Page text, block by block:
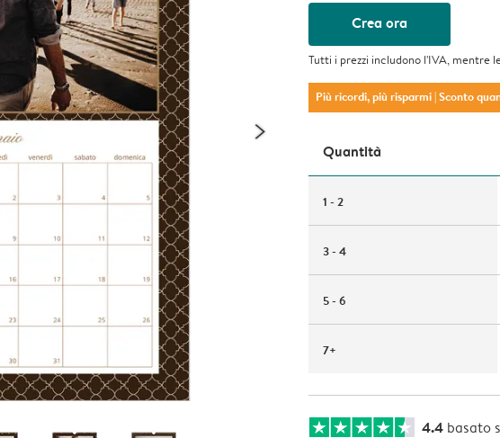
Crea ora
Tutti i prezzi includono l'IVA, mentre
Più ricordi, più risparmi| Sconto
Quantità
1 - 2
3 - 4
5 - 6
7+
4.4 basato